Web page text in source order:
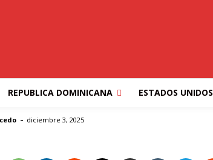
REPUBLICA DOMINICANA ESTADOS UNIDOS
RD
- diciembre 3, 2025